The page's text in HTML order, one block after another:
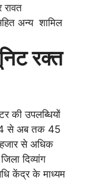
रावत
अन्य शामिल
रक्त
की उपलब्धियों
से अब तक 45
से अधिक
दिव्यांग
केंद्र के माध्यम